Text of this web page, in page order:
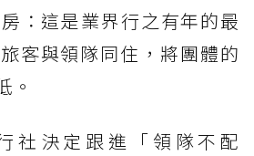
：這是業界行之有年的最
客與領隊同住，將團體的
。
社決定跟進「領隊不配